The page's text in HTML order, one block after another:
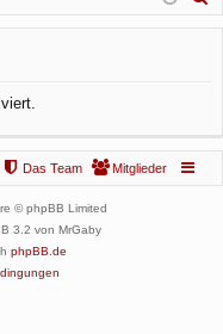
el
rie
Mitglieder
Das Team
© phpBB Limited
3.2 von MrGaby
phpBB.de